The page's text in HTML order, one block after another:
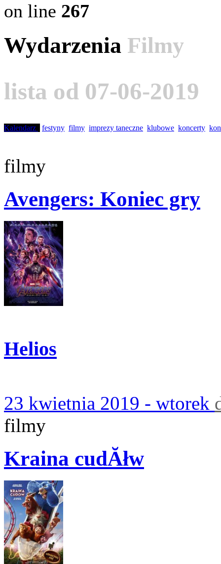
on line 267
Wydarzenia Filmy
lista od 07-06-2019
Kalendarz festyny filmy imprezy taneczne klubowe koncerty
filmy
Avengers: Koniec gry
Helios
23 kwietnia 2019 - wtorek
filmy
Kraina cudĂłw